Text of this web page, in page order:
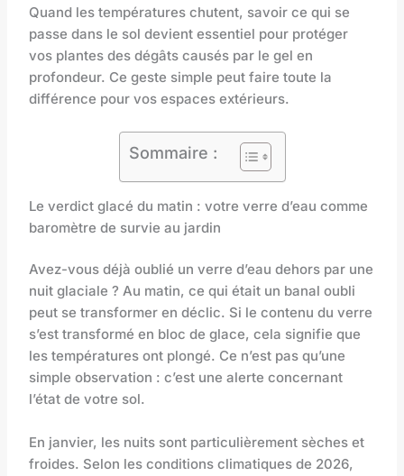
Quand les températures chutent, savoir ce qui se
passe dans le sol devient essentiel pour protéger
vos plantes des dégâts causés par le gel en
profondeur. Ce geste simple peut faire toute la
différence pour vos espaces extérieurs.
Sommaire :
Le verdict glacé du matin : votre verre d’eau comme
baromètre de survie au jardin
Avez-vous déjà oublié un verre d’eau dehors par une
nuit glaciale ? Au matin, ce qui était un banal oubli
peut se transformer en déclic. Si le contenu du verre
s’est transformé en bloc de glace, cela signifie que
les températures ont plongé. Ce n’est pas qu’une
simple observation : c’est une alerte concernant
l’état de votre sol.
En janvier, les nuits sont particulièrement sèches et
froides. Selon les conditions climatiques de 2026,